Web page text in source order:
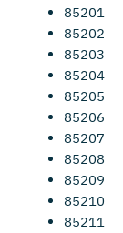
85201
85202
85203
85204
85205
85206
85207
85208
85209
85210
85211